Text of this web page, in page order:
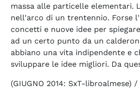
massa alle particelle elementari.
nell'arco di un trentennio. Forse
concetti e nuove idee per
ad un certo punto da un
abbiano una vita indipendente e
sviluppare le idee migliori. Da
(GIUGNO 2014: SxT-libroalmese)